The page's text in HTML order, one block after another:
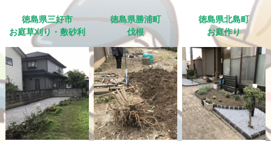
徳島県三好市
お庭草刈り・敷砂利
徳島県勝浦町
伐根
徳島県北島町
お庭作り